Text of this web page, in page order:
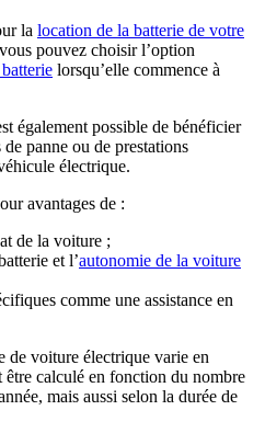
la location de la batterie de votre
pouvez choisir l’option
lorsqu’elle commence à
également possible de bénéficier
de panne ou de prestations
électrique.
avantages de :
de la voiture ;
et l’autonomie de la voiture
comme une assistance en
de voiture électrique varie en
calculé en fonction du nombre
mais aussi selon la durée de